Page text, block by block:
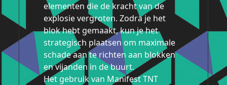
elementen die de kracht van de
explosie vergroten. Zodra je het
blok hebt gemaakt, kun je het
strategisch plaatsen om maximale
schade aan te richten aan blokken
en vijanden in de buurt.
Het gebruik van Manifest TNT